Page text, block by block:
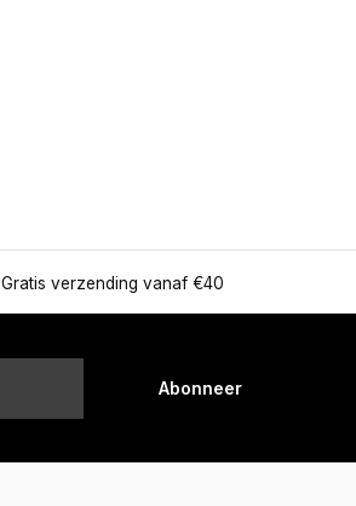
Gratis verzending vanaf €40
Abonneer